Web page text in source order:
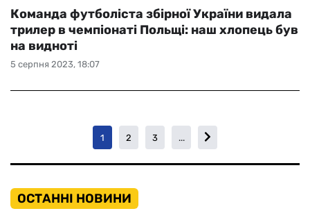
5 серпня 2023, 18:07
Команда футболіста збірної України видала
трилер в чемпіонаті Польщі: наш хлопець був
на видноті
1 2 3 ...
ОСТАННІ НОВИНИ